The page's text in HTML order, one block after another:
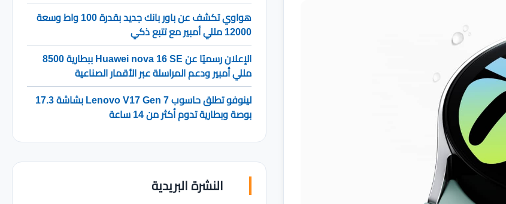
هواوي تكشف عن باور بانك جديد بقدرة 100 واط وسعة
12000 مللي أمبير مع تتبع ذكي
الإعلان رسميًا عن Huawei nova 16 SE ببطارية 8500
مللي أمبير ودعم المراسلة عبر الأقمار الصناعية
لينوفو تطلق حاسوب Lenovo V17 Gen 7 بشاشة 17.3
بوصة وبطارية تدوم أكثر من 14 ساعة
النشرة البريدية